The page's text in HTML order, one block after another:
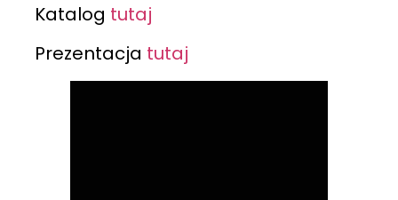
Katalog tutaj
Prezentacja tutaj